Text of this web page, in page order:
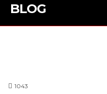
BLOG
1043